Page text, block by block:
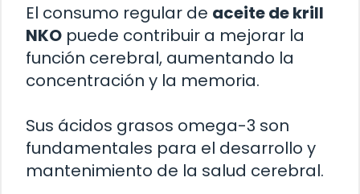
El consumo regular de aceite de krill
NKO puede contribuir a mejorar la
función cerebral, aumentando la
concentración y la memoria.
Sus ácidos grasos omega-3 son
fundamentales para el desarrollo y
mantenimiento de la salud cerebral.